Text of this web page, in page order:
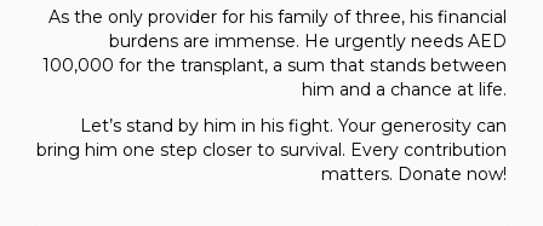
As the only provider for his family of three, his financial
burdens are immense. He urgently needs AED
100,000 for the transplant, a sum that stands between
him and a chance at life.
Let’s stand by him in his fight. Your generosity can
bring him one step closer to survival. Every contribution
matters. Donate now!